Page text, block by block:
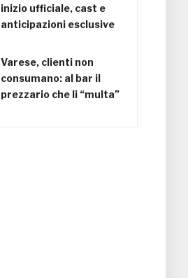
inizio ufficiale, cast e
anticipazioni esclusive
Varese, clienti non
consumano: al bar il
prezzario che li “multa”